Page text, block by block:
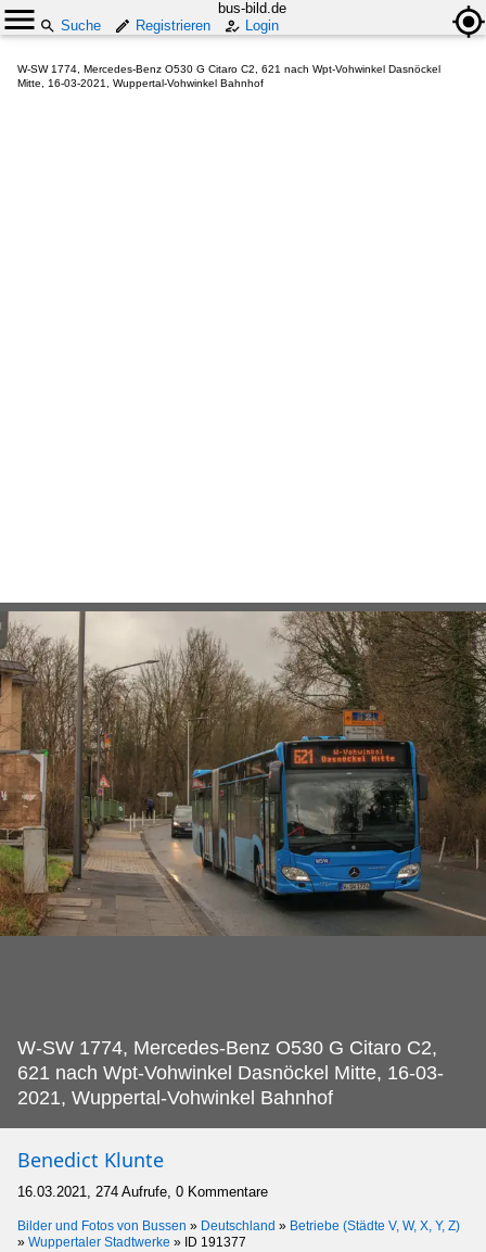
bus-bild.de
Suche
Registrieren Login
W-SW 1774, Mercedes-Benz O530 G Citaro C2, 621 nach Wpt-Vohwinkel Dasnöckel
Mitte, 16-03-2021, Wuppertal-Vohwinkel Bahnhof
W-SW 1774, Mercedes-Benz O530 G Citaro C2,
621 nach Wpt-Vohwinkel Dasnöckel Mitte, 16-03-
2021, Wuppertal-Vohwinkel Bahnhof
Benedict Klunte
16.03.2021, 274 Aufrufe, 0 Kommentare
Bilder und Fotos von Bussen » Deutschland » Betriebe (Städte V, W, X, Y, Z)
» Wuppertaler Stadtwerke » ID 191377